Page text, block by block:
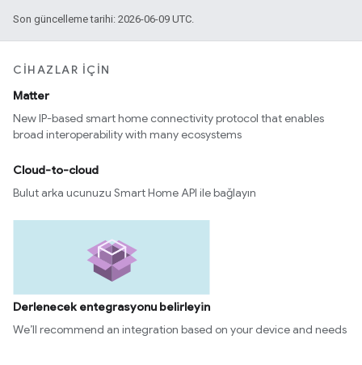
Son güncelleme tarihi: 2026-06-09 UTC.
CIHAZLAR IÇIN
Matter
New IP-based smart home connectivity protocol that enables
broad interoperability with many ecosystems
Cloud-to-cloud
Bulut arka ucunuzu Smart Home API ile bağlayın
Derlenecek entegrasyonu belirleyin
We’ll recommend an integration based on your device and needs